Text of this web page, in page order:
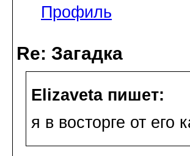
Профиль
Re: Загадка
Elizaveta пишет:
я в восторге от его